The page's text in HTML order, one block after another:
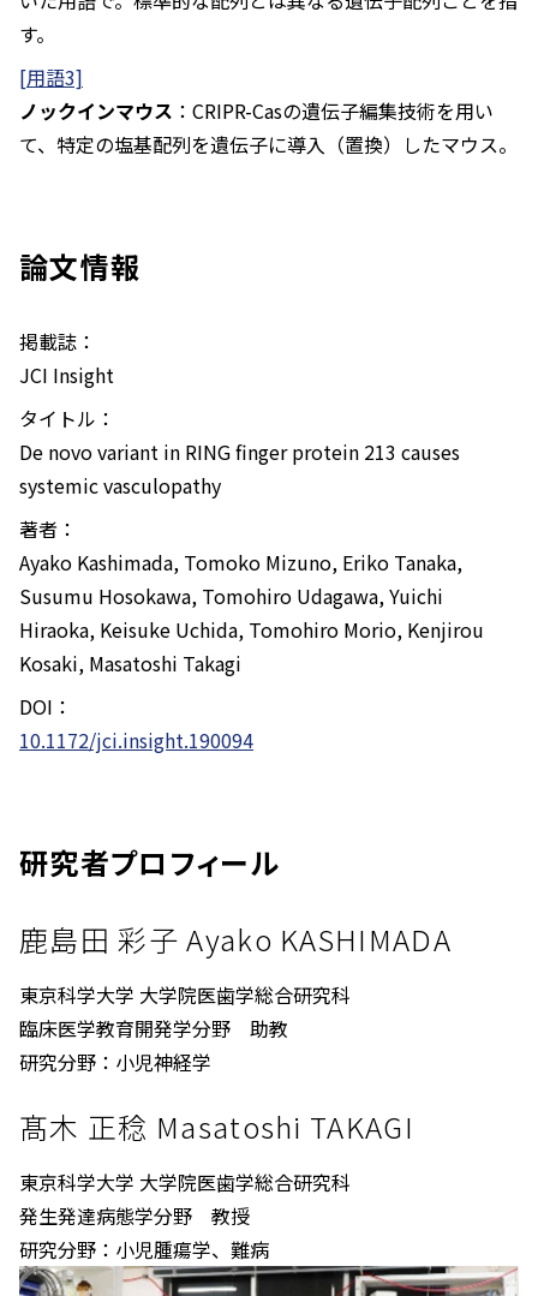
す。
[用語3]
ノックインマウス ：CRIPR-Casの遺伝子編集技術を用い
て、特定の塩基配列を遺伝子に導入（置換）したマウス。
論文情報
掲載誌：
JCI Insight
タイトル：
De novo variant in RING finger protein 213 causes
systemic vasculopathy
著者：
Ayako Kashimada, Tomoko Mizuno, Eriko Tanaka,
Susumu Hosokawa, Tomohiro Udagawa, Yuichi
Hiraoka, Keisuke Uchida, Tomohiro Morio, Kenjirou
Kosaki, Masatoshi Takagi
DOI：
10.1172/jci.insight.190094
研究者プロフィール
鹿島田 彩子 Ayako KASHIMADA
東京科学大学 大学院医歯学総合研究科
臨床医学教育開発学分野 助教
研究分野：小児神経学
髙木 正稔 Masatoshi TAKAGI
東京科学大学 大学院医歯学総合研究科
発生発達病態学分野 教授
研究分野：小児腫瘍学、難病